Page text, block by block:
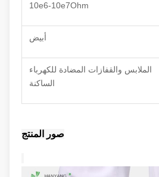
10e6-10e7Ohm
والقفازات المضادة للكهرباء
الساكنة
صور المنتج